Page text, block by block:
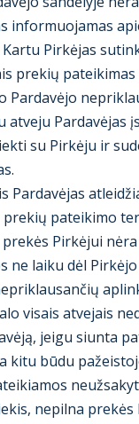
informuojamas
Pirkėjas
prekių
Pardavėjo
atveju Pardavėjas
su Pirkėju ir
Pardavėjas
prekių pateikimo
Pirkėjui
ne laiku dėl
visais atvejais
jeigu siunta
kitu būdu
nepilna prekės